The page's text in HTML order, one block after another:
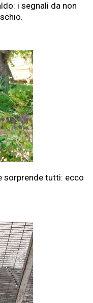
i segnali da non
sorprende tutti: ecco